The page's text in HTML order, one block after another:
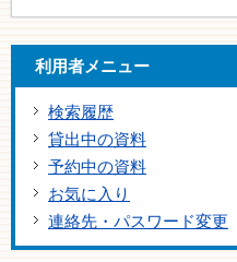
利用者メニュー
検索履歴
貸出中の資料
予約中の資料
お気に入り
連絡先・パスワード変更